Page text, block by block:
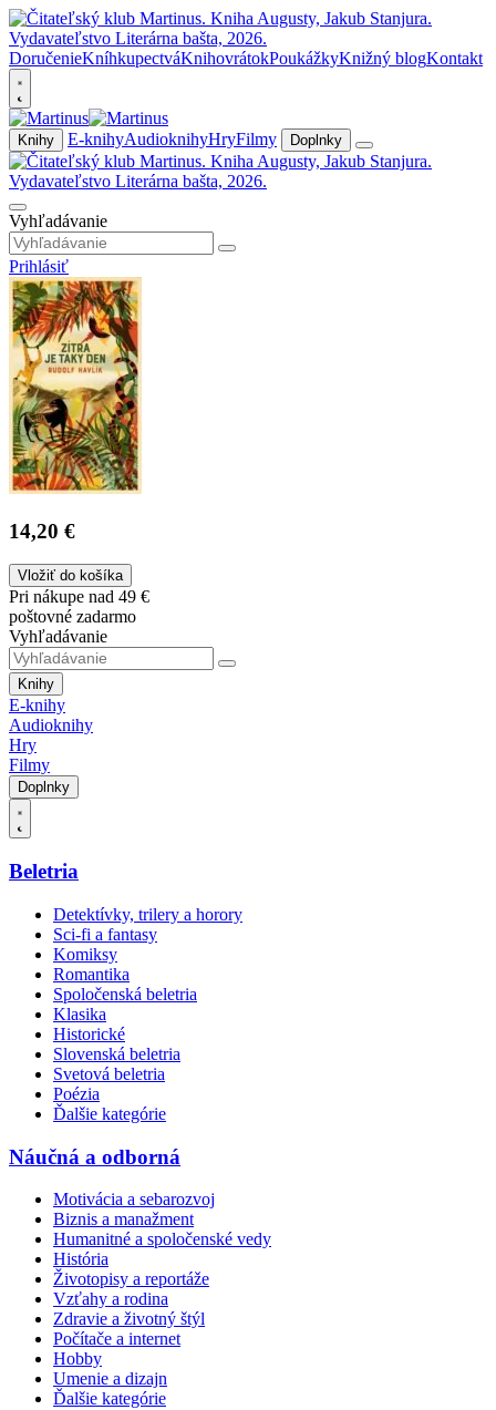
DoručenieKníhkupectváKnihovrátokPoukážkyKnižný blogKontakt
Knihy E-knihyAudioknihyHryFilmy Doplnky
Vyhľadávanie
Prihlásiť
14,20 €
Vložiť do košíka
Pri nákupe nad 49 €
poštovné zadarmo
Vyhľadávanie
Knihy
E-knihy
Audioknihy
Hry
Filmy
Doplnky
Beletria
Detektívky, trilery a horory
Sci-fi a fantasy
Komiksy
Romantika
Spoločenská beletria
Klasika
Historické
Slovenská beletria
Svetová beletria
Poézia
Ďalšie kategórie
Náučná a odborná
Motivácia a sebarozvoj
Biznis a manažment
Humanitné a spoločenské vedy
História
Životopisy a reportáže
Vzťahy a rodina
Zdravie a životný štýl
Počítače a internet
Hobby
Umenie a dizajn
Ďalšie kategórie